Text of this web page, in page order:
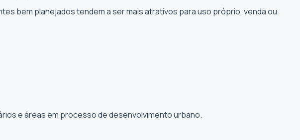
bem planejados tendem a ser mais atrativos para uso próprio, venda ou
e áreas em processo de desenvolvimento urbano.